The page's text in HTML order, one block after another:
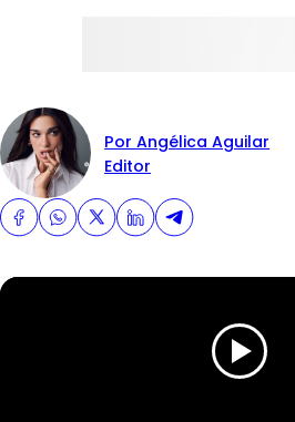
Por Angélica Aguilar
Editor